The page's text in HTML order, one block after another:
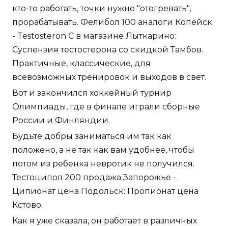
кто-то работать, точки нужно "отогревать",
прорабатывать. Фелибол 100 аналоги Копейск
- Testosteron C в магазине Лыткарино:
Суспензия тестостерона со скидкой Тамбов.
Практичные, классические, для
всевозможных тренировок и выходов в свет.
Вот и закончился хоккейный турнир
Олимпиады, где в финале играли сборные
России и Финляндии.
Будьте добры заниматься им так как
положено, а не так как вам удобнее, чтобы
потом из ребенка невротик не получился.
Тестоципол 200 продажа Запорожье -
Ципионат цена Подольск: Пропионат цена
Кстово.
Как я уже сказала, он работает в различных